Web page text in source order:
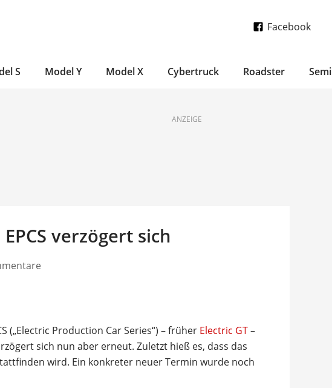
Facebook
S Model Y Model X Cybertruck Roadster Semi
ANZEIGE
verzögert sich
(„Electric Production Car Series“) – früher Electric GT–
sich nun aber erneut. Zuletzt hieß es, dass das
wird. Ein konkreter neuer Termin wurde noch